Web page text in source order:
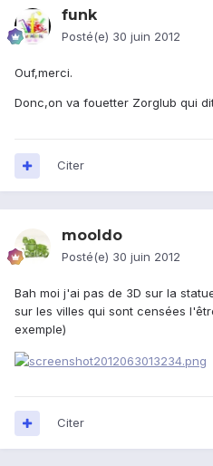
funk
Posté(e) 30 juin 2012
Ouf,merci.
Donc,on va fouetter Zorglub qui
Citer
mooldo
Posté(e) 30 juin 2012
Bah moi j'ai pas de 3D sur la
sur les villes qui sont censées
exemple)
Citer